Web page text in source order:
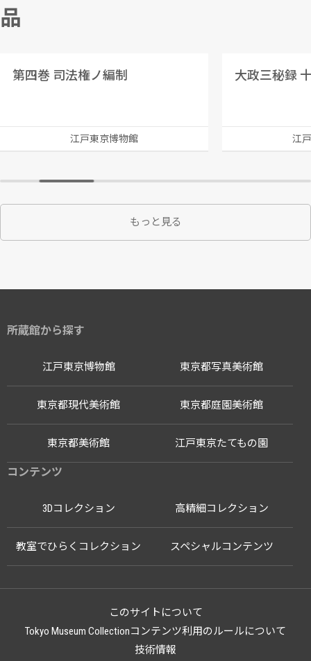
品
第四巻 司法権ノ編制
江戸東京博物館
大政三秘録
江
もっと見る
所蔵館から探す
江戸東京博物館
江戸東京たてもの園
東京都写真美術館
東京都現代美術館 東京都庭園美術館
東京都美術館
コンテンツ
3Dコレクション 高精細コレクション
教室でひらくコレクション スペシャルコンテンツ
このサイトについて
Tokyo Museum Collectionコンテンツ利用のルールについて
技術情報